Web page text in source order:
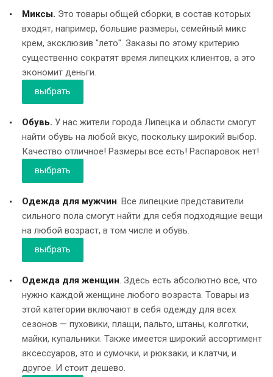
Миксы. Это товары общей сборки, в состав которых
входят, например, большие размеры, семейный микс
крем, эксклюзив "лето". Заказы по этому критерию
существенно сократят время липецких клиентов, а это
экономит деньги.
выбрать
Обувь. У нас жители города Липецка и области смогут
найти обувь на любой вкус, поскольку широкий выбор.
Качество отличное! Размеры все есть! Распаровок нет!
выбрать
Одежда для мужчин. Все липецкие представители
сильного пола смогут найти для себя подходящие вещи
на любой возраст, в том числе и обувь.
выбрать
Одежда для женщин. Здесь есть абсолютно все, что
нужно каждой женщине любого возраста. Товары из
этой категории включают в себя одежду для всех
сезонов — пуховики, плащи, пальто, штаны, колготки,
майки, купальники. Также имеется широкий ассортимент
аксессуаров, это и сумочки, и рюкзаки, и клатчи, и
другое. И стоит дешево.